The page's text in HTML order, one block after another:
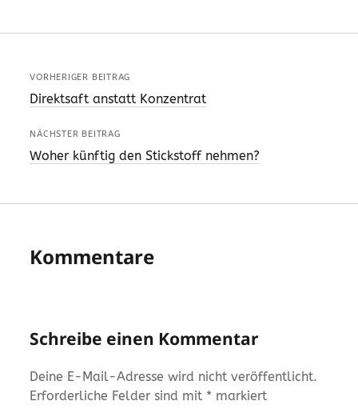
VORHERIGER BEITRAG
Direktsaft anstatt Konzentrat
NÄCHSTER BEITRAG
Woher künftig den Stickstoff nehmen?
Kommentare
Schreibe einen Kommentar
Deine E-Mail-Adresse wird nicht veröffentlicht.
Erforderliche Felder sind mit * markiert